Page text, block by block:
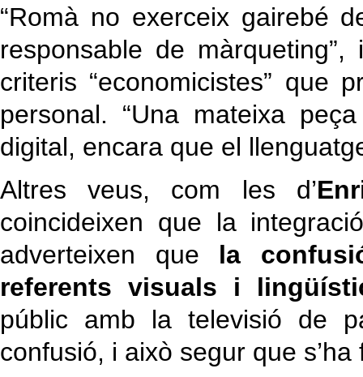
“Romà no exerceix gairebé
responsable de
criteris “economicistes” que
personal. “Una mateixa
digital, encara que el
Altres veus, com les d’
coincideixen que la
adverteixen que la
referents visuals i
públic amb la televisió de
confusió, i això segur que